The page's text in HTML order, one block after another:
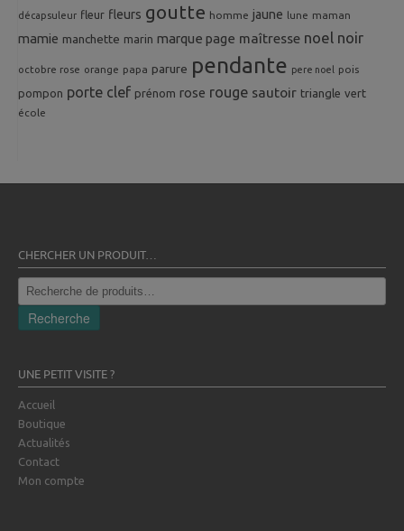
décapsuleur fleur fleurs goutte homme jaune lune maman
mamie manchette marin marque page maîtresse noel noir
octobre rose orange papa parure pendante pere noel pois
pompon porte clef prénom rose rouge sautoir triangle vert
école
CHERCHER UN PRODUIT…
Recherche
pour :
Recherche
UNE PETIT VISITE ?
Accueil
Boutique
Actualités
Contact
Mon compte